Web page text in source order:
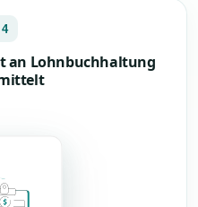
4
an Lohnbuchhaltung